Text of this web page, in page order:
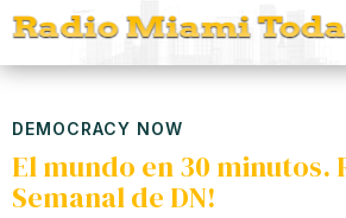
DEMOCRACY NOW
El mundo en 30 minutos.
Semanal de DN!